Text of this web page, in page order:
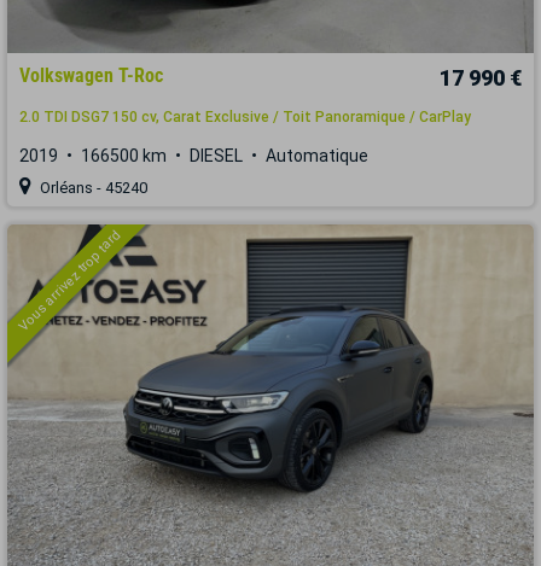
Volkswagen T-Roc 17 990 €
2.0 TDI DSG7 150 cv, Carat Exclusive / Toit Panoramique / CarPlay
2019 166500 km DIESEL Automatique
Orléans - 45240
Vous arrivez trop tard